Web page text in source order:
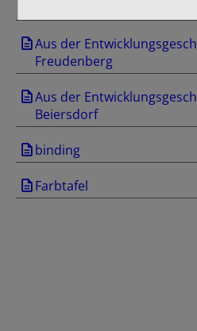
Aus der
Freudenberg
Aus der
Beiersdorf
binding
Farbtafel